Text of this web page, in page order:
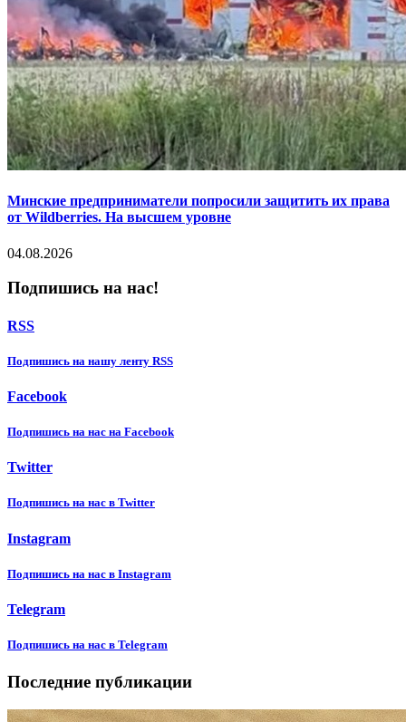
Минские предприниматели попросили защитить их права
от Wildberries. На высшем уровне
04.08.2026
Подпишись на нас!
RSS
Подпишиcь на нашу ленту RSS
Facebook
Подпишиcь на нас на Facebook
Twitter
Подпишиcь на нас в Twitter
Instagram
Подпишиcь на нас в Instagram
Telegram
Подпишиcь на нас в Telegram
Последние публикации